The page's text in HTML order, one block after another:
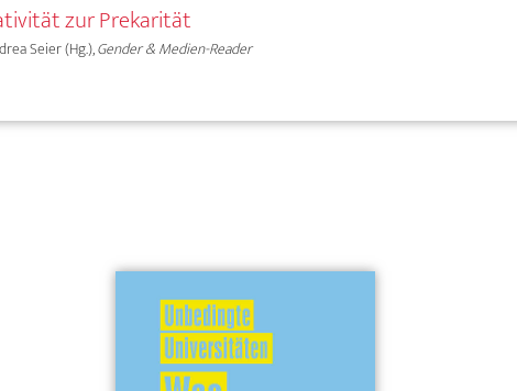
zur Prekarität
Seier (Hg.),Gender & Medien-Reader